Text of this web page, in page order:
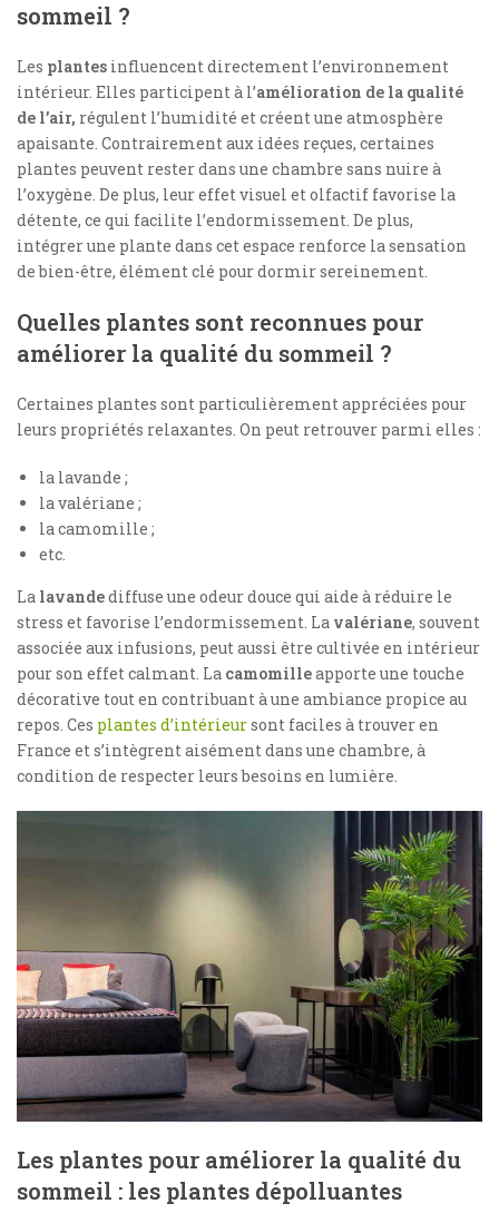
sommeil ?
Les plantes influencent directement l’environnement
intérieur. Elles participent à l’amélioration de la qualité
de l’air, régulent l’humidité et créent une atmosphère
apaisante. Contrairement aux idées reçues, certaines
plantes peuvent rester dans une chambre sans nuire à
l’oxygène. De plus, leur effet visuel et olfactif favorise la
détente, ce qui facilite l’endormissement. De plus,
intégrer une plante dans cet espace renforce la sensation
de bien-être, élément clé pour dormir sereinement.
Quelles plantes sont reconnues pour
améliorer la qualité du sommeil ?
Certaines plantes sont particulièrement appréciées pour
leurs propriétés relaxantes. On peut retrouver parmi elles :
la lavande ;
la valériane ;
la camomille ;
etc.
La lavandediffuse une odeur douce qui aide à réduire le
stress et favorise l’endormissement. La valériane, souvent
associée aux infusions, peut aussi être cultivée en intérieur
pour son effet calmant. La camomilleapporte une touche
décorative tout en contribuant à une ambiance propice au
repos. Ces plantes d’intérieursont faciles à trouver en
France et s’intègrent aisément dans une chambre, à
condition de respecter leurs besoins en lumière.
Les plantes pour améliorer la qualité du
sommeil : les plantes dépolluantes